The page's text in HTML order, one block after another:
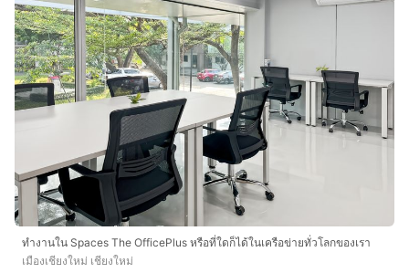
• ทีมต้อนรับและทีมสนับสนุนที่เป็นมิตร
• เทคโนโลยีและ Wi-Fi ระดับธุรกิจที่ปลอดภัย
• เครื่องพิมพ์และการเข้าถึงฝ่ายสนับสนุนงานธุรการ
• บริการทำความสะอาด ค่าสาธารณูปโภค และระบบรักษา
ความปลอดภัย
• พื้นที่โต๊ะทำงานให้บริการแบบรายชั่วโมง รายวัน หรือราย
• กิจกรรมสร้างเครือข่ายและกิจกรรมชุมชนเป็นประจำ
• จองและจัดการบัญชีได้ง่ายผ่านแอปของเรา
• เลย์เอาต์ที่ปรับแต่งได้และยืดหยุ่น
• พื้นที่ทำงานที่ขยายและเติบโตไปพร้อมกับธุรกิจของคุณ
• เฟอร์นิเจอร์ตามหลักสรีรศาสตร์คุณภาพสูง
ทำงานใน Spaces The OfficePlus หรือที่ใดก็ได้ในเครือข่ายทั่วโลกของเรา
เมืองเชียงใหม่ เชียงใหม่